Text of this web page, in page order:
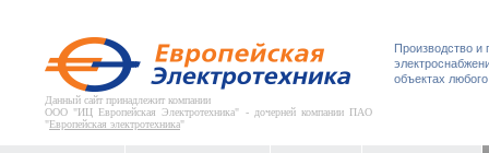
Данный сайт принадлежит компании
ООО "ИЦ Европейская Электротехника" - дочерней компании ПАО
"Европейская электротехника"
Производство и
объектах